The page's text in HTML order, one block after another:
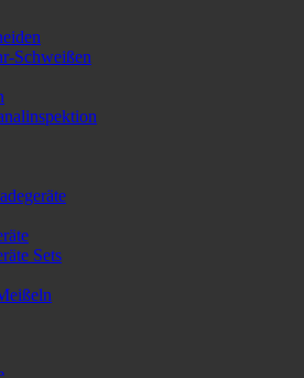
Schweißen
Sets